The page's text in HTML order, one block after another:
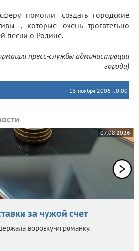
помогли создать городские
, которые очень трогательно
песни о Родине.
пресс-службы администрации
города)
15 ноября 2006 г. 0:00
07.08.2026
за чужой счет
воровку-игроманку.